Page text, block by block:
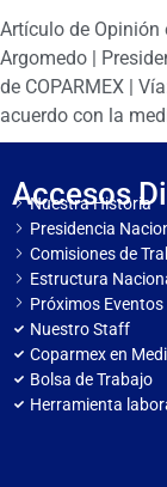
Artículo de Opinión
Argomedo |
de COPARMEX |
acuerdo con la
Accesos
Nuestra Historia
Presidencia
Comisiones de
Estructura
Próximos Eventos
Nuestro Staff
Coparmex en
Bolsa de Trabajo
Herramienta